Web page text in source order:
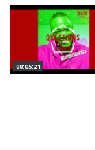
00:05:21